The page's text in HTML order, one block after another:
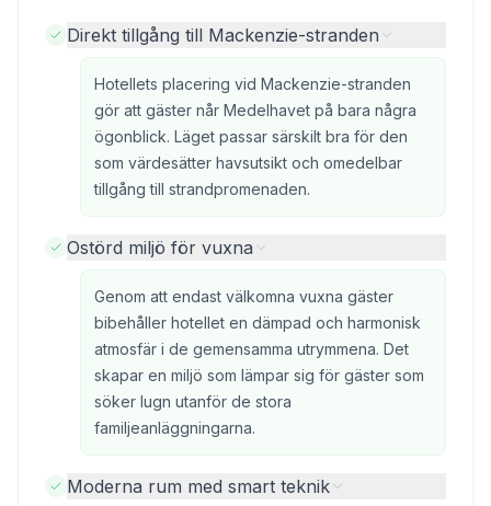
Direkt tillgång till Mackenzie-stranden
Hotellets placering vid Mackenzie-stranden
gör att gäster når Medelhavet på bara några
ögonblick. Läget passar särskilt bra för den
som värdesätter havsutsikt och omedelbar
tillgång till strandpromenaden.
Ostörd miljö för vuxna
Genom att endast välkomna vuxna gäster
bibehåller hotellet en dämpad och harmonisk
atmosfär i de gemensamma utrymmena. Det
skapar en miljö som lämpar sig för gäster som
söker lugn utanför de stora
familjeanläggningarna.
Moderna rum med smart teknik